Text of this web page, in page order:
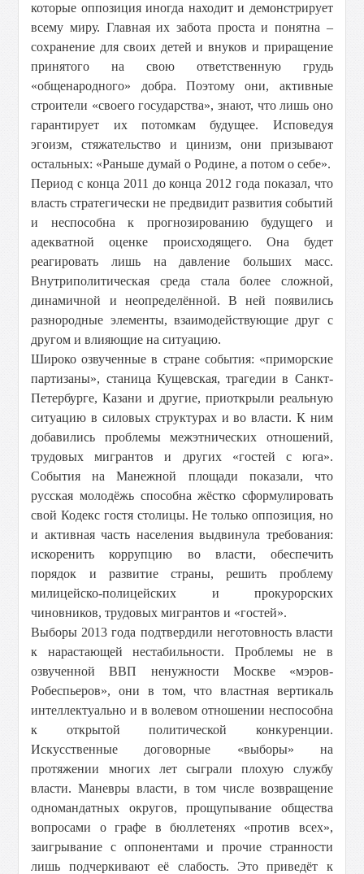
которые оппозиция иногда находит и демонстрирует
всему миру. Главная их забота проста и понятна –
сохранение для своих детей и внуков и приращение
принятого на свою ответственную грудь
«общенародного» добра. Поэтому они, активные
строители «своего государства», знают, что лишь оно
гарантирует их потомкам будущее. Исповедуя
эгоизм, стяжательство и цинизм, они призывают
остальных: «Раньше думай о Родине, а потом о себе».
Период с конца 2011 до конца 2012 года показал, что
власть стратегически не предвидит развития событий
и неспособна к прогнозированию будущего и
адекватной оценке происходящего. Она будет
реагировать лишь на давление больших масс.
Внутриполитическая среда стала более сложной,
динамичной и неопределённой. В ней появились
разнородные элементы, взаимодействующие друг с
другом и влияющие на ситуацию.
Широко озвученные в стране события: «приморские
партизаны», станица Кущевская, трагедии в Санкт-
Петербурге, Казани и другие, приоткрыли реальную
ситуацию в силовых структурах и во власти. К ним
добавились проблемы межэтнических отношений,
трудовых мигрантов и других «гостей с юга».
События на Манежной площади показали, что
русская молодёжь способна жёстко сформулировать
свой Кодекс гостя столицы. Не только оппозиция, но
и активная часть населения выдвинула требования:
искоренить коррупцию во власти, обеспечить
порядок и развитие страны, решить проблему
милицейско-полицейских и прокурорских
чиновников, трудовых мигрантов и «гостей».
Выборы 2013 года подтвердили неготовность власти
к нарастающей нестабильности. Проблемы не в
озвученной ВВП ненужности Москве «мэров-
Робеспьеров», они в том, что властная вертикаль
интеллектуально и в волевом отношении неспособна
к открытой политической конкуренции.
Искусственные договорные «выборы» на
протяжении многих лет сыграли плохую службу
власти. Маневры власти, в том числе возвращение
одномандатных округов, прощупывание общества
вопросами о графе в бюллетенях «против всех»,
заигрывание с оппонентами и прочие странности
лишь подчеркивают её слабость. Это приведёт к